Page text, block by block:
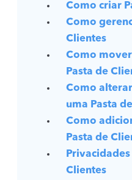
Como criar
Como
Clientes
Como
Pasta de
Como
uma Pasta
Como
Pasta de
Clientes